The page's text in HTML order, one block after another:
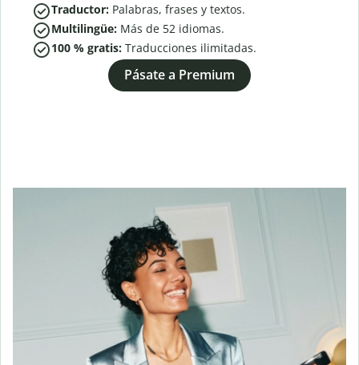
Traductor: Palabras, frases y textos.
Multilingüe: Más de 52 idiomas.
100 % gratis: Traducciones ilimitadas.
Pásate a Premium